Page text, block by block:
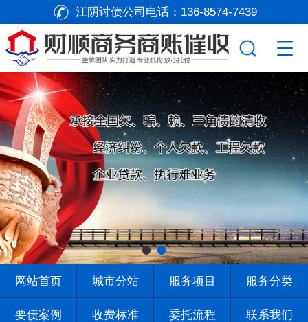
网站首页 城市分站 服务项目 服务分类
要债案例 收费标准 委托流程 联系我们
江阴讨债公司电话： 136-8574-7439